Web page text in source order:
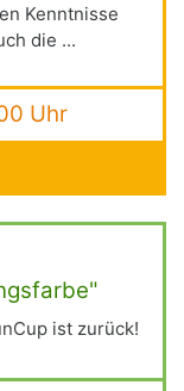
Kenntnisse
die ...
Uhr
ist zurück!